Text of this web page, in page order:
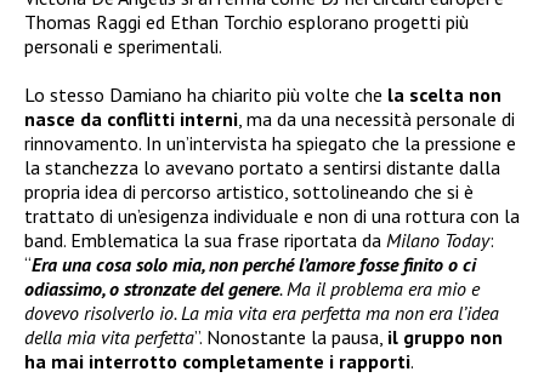
Thomas Raggi ed Ethan Torchio esplorano progetti più
personali e sperimentali.
Lo stesso Damiano ha chiarito più volte che la scelta non
nasce da conflitti interni , ma da una necessità personale di
rinnovamento. In un’intervista ha spiegato che la pressione e
la stanchezza lo avevano portato a sentirsi distante dalla
propria idea di percorso artistico, sottolineando che si è
trattato di un’esigenza individuale e non di una rottura con la
band. Emblematica la sua frase riportata da Milano Today:
“Era una cosa solo mia, non perché l’amore fosse finito o ci
odiassimo, o stronzate del genere. Ma il problema era mio e
dovevo risolverlo io. La mia vita era perfetta ma non era l’idea
della mia vita perfetta”. Nonostante la pausa, il gruppo non
ha mai interrotto completamente i rapporti.